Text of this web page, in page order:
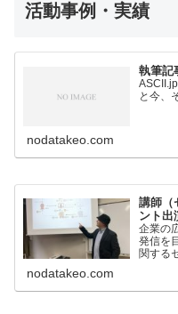
活動事例・実績
執筆記
と今、
nodatakeo.com
講師（
ント出
企業の
発信を
関する
nodatakeo.com